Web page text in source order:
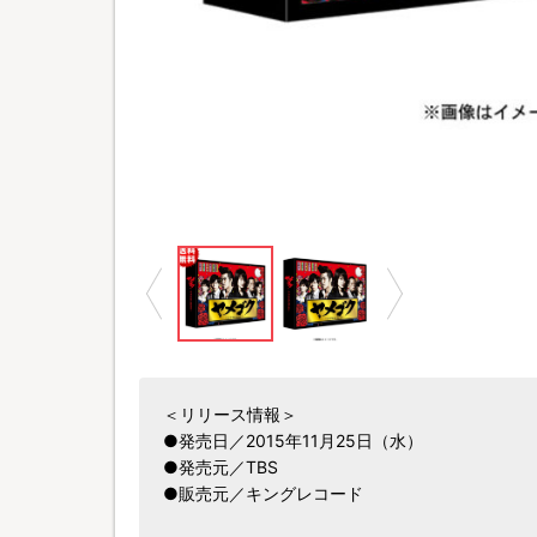
＜リリース情報＞
●発売日／2015年11月25日（水）
●発売元／TBS
●販売元／キングレコード